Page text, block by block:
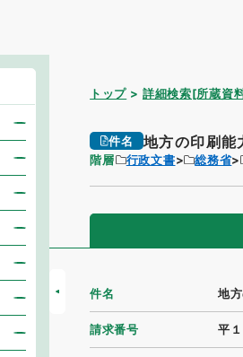
トップ 詳細検索[所蔵資
件名 地方の印刷
階層 行政文書 総務省
件名 地
請求番号 平